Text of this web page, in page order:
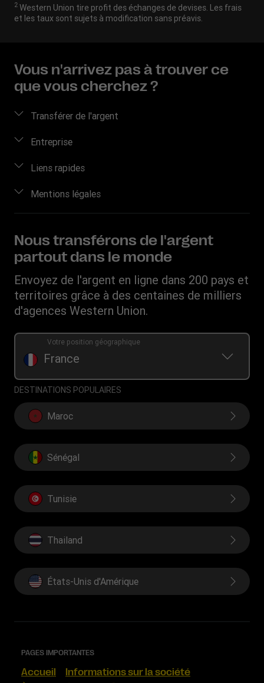
2 Western Union tire profit des échanges de devises. Les frais
et les taux sont sujets à modification sans préavis.
Vous n'arrivez pas à trouver ce
que vous cherchez ?
Transférer de l'argent
Envoyer de l’argent
Suivre un transfert
Télécharger l’application
Convertisseur de devises
Swift/BIC
Entreprise
À propos de nous
Carrières
Relations avec les investisseurs
Fondation WU
Liens rapides
Se connecter / S’inscrire
Demande de Droits Individuels
Programme - Parrainer un ami
Rechargez leur forfait mobile
Mentions légales
Déclaration de Confidentialité
Conditions d’Utilisation
Conditions générales du programme de récompenses
Nous transférons de l'argent
partout dans le monde
Envoyez de l'argent en ligne dans 200 pays et
territoires grâce à des centaines de milliers
d'agences Western Union.
France
Votre position géographique
DESTINATIONS POPULAIRES
Maroc
Sénégal
Tunisie
Thailand
États-Unis d'Amérique
PAGES IMPORTANTES
Accueil
Informations sur la société